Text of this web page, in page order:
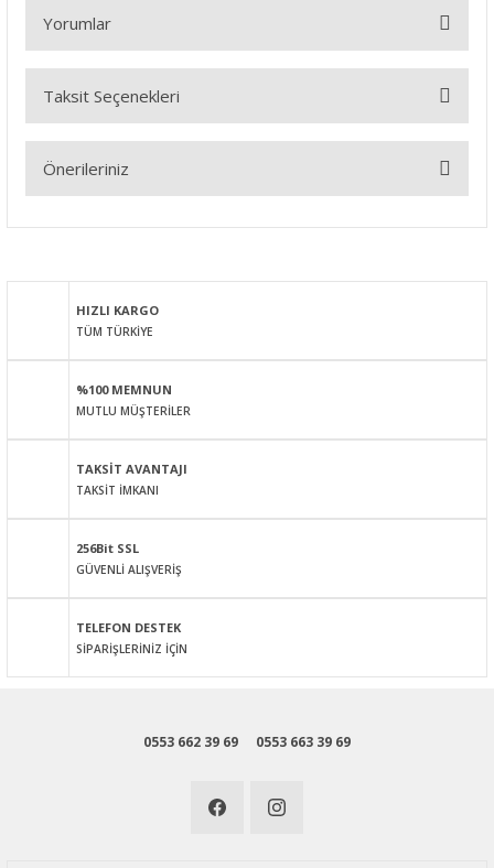
Yorumlar
Bu ürüne ilk yorumu siz yapın!
Taksit Seçenekleri
Önerileriniz
Görüş ve önerileriniz için teşekkür ederiz.
Ürün resmi kalitesiz, bozuk veya görüntülenemiyor.
Ürün bilgilerinde hatalar bulunuyor.
Bu ürüne benzer farklı alternatifler olmalı.
HIZLI KARGO
TÜM TÜRKİYE
%100 MEMNUN
MUTLU MÜŞTERİLER
TAKSİT AVANTAJI
TAKSİT İMKANI
256Bit SSL
GÜVENLİ ALIŞVERİŞ
TELEFON DESTEK
SİPARİŞLERİNİZ İÇİN
0553 662 39 69 0553 663 39 69